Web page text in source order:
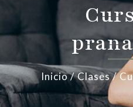
Inicio/Clases/